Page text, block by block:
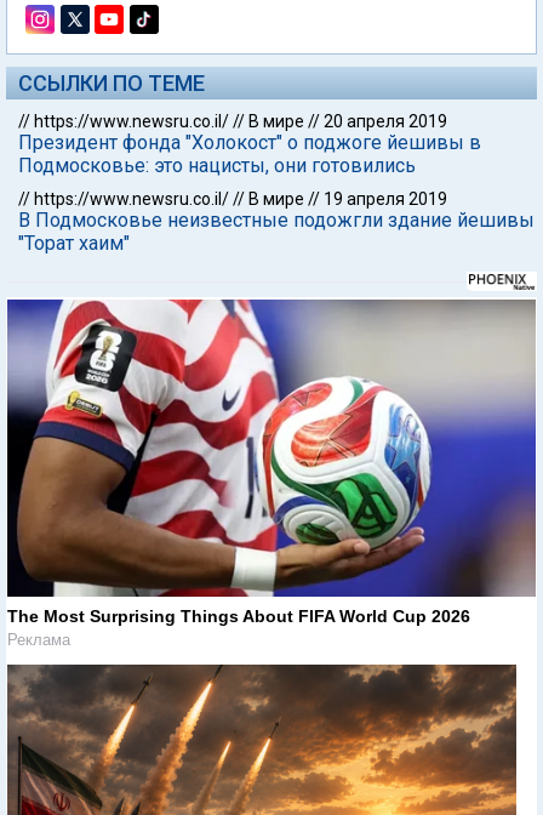
ССЫЛКИ ПО ТЕМЕ
// https://www.newsru.co.il/// В мире //20 апреля 2019
Президент фонда "Холокост" о поджоге йешивы в
Подмосковье: это нацисты, они готовились
// https://www.newsru.co.il/// В мире // 19 апреля 2019
В Подмосковье неизвестные подожгли здание йешивы
"Торат хаим"
The Most Surprising Things About FIFA World Cup 2026
Реклама